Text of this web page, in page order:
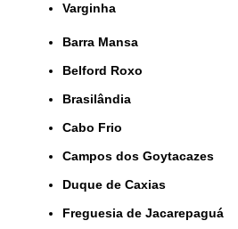
Varginha
Barra Mansa
Belford Roxo
Brasilândia
Cabo Frio
Campos dos Goytacazes
Duque de Caxias
Freguesia de Jacarepaguá